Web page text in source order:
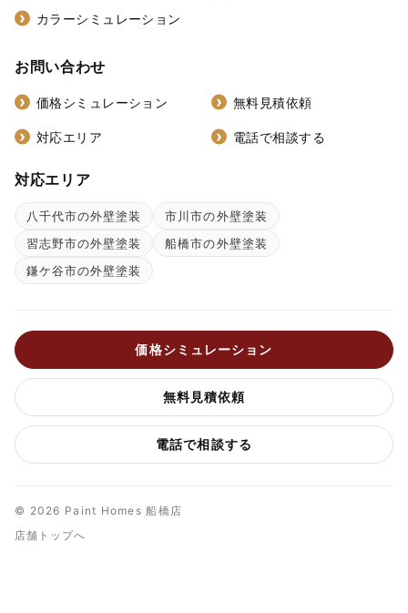
カラーシミュレーション
お問い合わせ
価格シミュレーション 無料見積依頼
対応エリア 電話で相談する
対応エリア
八千代市の外壁塗装
市川市の外壁塗装
習志野市の外壁塗装
船橋市の外壁塗装
鎌ケ谷市の外壁塗装
価格シミュレーション
無料見積依頼
電話で相談する
© 2026 Paint Homes 船橋店
店舗トップへ